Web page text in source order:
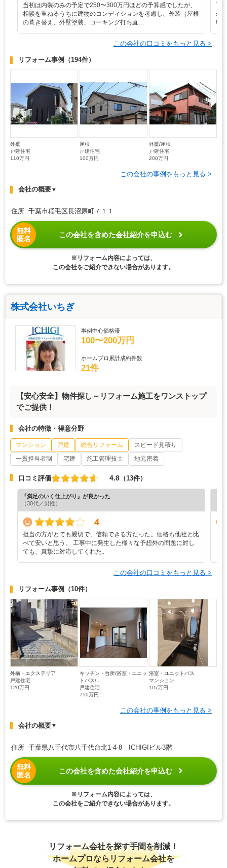
当初は内装のみの予定で250〜300万円ほどの予算感でしたが、
相談を重ねるうちに建物のコンディションを考慮し、外装（屋根
の葺き替え、外壁塗装、コーキング打ち直…
丁
が2
明
この会社の口コミをもっと見る >
リフォーム事例 （194件）
外壁
戸建住宅
110万円
屋根
戸建住宅
100万円
外壁/屋根
戸建住宅
200万円
この会社の事例をもっと見る >
会社の概要▼
住所 千葉市稲毛区長沼原町７１１
無料
匿名
この会社を含めた会社紹介を申込む
※リフォーム内容によっては、
この会社をご紹介できない場合があります。
株式会社いちぎ
事例中心価格帯
100〜200万円
ホームプロ累計成約件数
21件
【安心安全】物件探し～リフォーム施工をワンストップ
でご提供！
会社の特徴・得意分野
マンション 戸建 総合リフォーム
スピード見積り
一貫担当者制
宅建 施工管理技士 地元密着
口コミ評価 4.8 （13件）
『満足のいく仕上がり』が良かった
（30代／男性）
4
担当の方がとても親切で、信頼できる方だった。価格も他社と比
べて安いと思う。 工事中に発生した様々な予想外の問題に対し
ても、真摯に対応してくれた。
丁
この会社の口コミをもっと見る >
リフォーム事例 （10件）
外構・エクステリア
戸建住宅
120万円
キッチン・台所/浴室・ユニッ
トバス/...
戸建住宅
750万円
浴室・ユニットバス
マンション
107万円
この会社の事例をもっと見る >
会社の概要▼
住所 千葉県八千代市八千代台北1-4-8 ICHIGIビル3階
無料
匿名
この会社を含めた会社紹介を申込む
※リフォーム内容によっては、
この会社をご紹介できない場合があります。
リフォーム会社を探す手間を削減！
ホームプロならリフォーム会社を